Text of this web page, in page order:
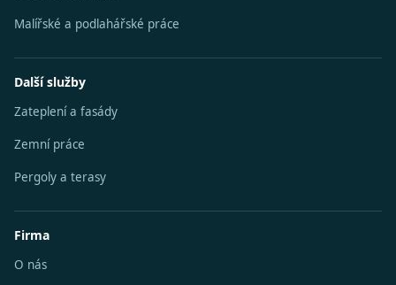
Malířské a podlahářské práce
Další služby
Zateplení a fasády
Zemní práce
Pergoly a terasy
Firma
O nás